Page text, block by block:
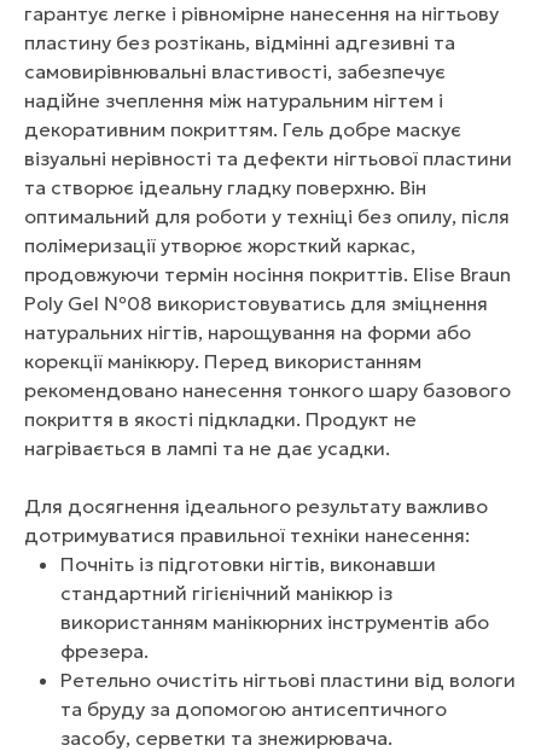
гарантує легке і рівномірне нанесення на нігтьову
пластину без розтікань, відмінні адгезивні та
самовирівнювальні властивості, забезпечує
надійне зчеплення між натуральним нігтем і
декоративним покриттям. Гель добре маскує
візуальні нерівності та дефекти нігтьової пластини
та створює ідеальну гладку поверхню. Він
оптимальний для роботи у техніці без опилу, після
полімеризації утворює жорсткий каркас,
продовжуючи термін носіння покриттів. Elise Braun
Poly Gel №08 використовуватись для зміцнення
натуральних нігтів, нарощування на форми або
корекції манікюру. Перед використанням
рекомендовано нанесення тонкого шару базового
покриття в якості підкладки. Продукт не
нагрівається в лампі та не дає усадки.
Для досягнення ідеального результату важливо
дотримуватися правильної техніки нанесення:
Почніть із підготовки нігтів, виконавши
стандартний гігієнічний манікюр із
використанням манікюрних інструментів або
фрезера.
Ретельно очистіть нігтьові пластини від вологи
та бруду за допомогою антисептичного
засобу, серветки та знежирювача.